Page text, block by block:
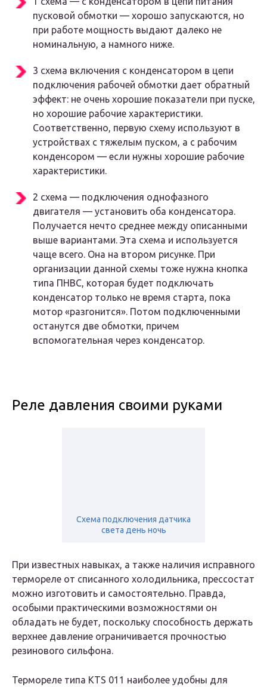
пусковой обмотки — хорошо запускаются, но
при работе мощность выдают далеко не
номинальную, а намного ниже.
3 схема включения с конденсатором в цепи
подключения рабочей обмотки дает обратный
эффект: не очень хорошие показатели при пуске,
но хорошие рабочие характеристики.
Соответственно, первую схему используют в
устройствах с тяжелым пуском, а с рабочим
конденсором — если нужны хорошие рабочие
характеристики.
2 схема — подключения однофазного
двигателя — установить оба конденсатора.
Получается нечто среднее между описанными
выше вариантами. Эта схема и используется
чаще всего. Она на втором рисунке. При
организации данной схемы тоже нужна кнопка
типа ПНВС, которая будет подключать
конденсатор только не время старта, пока
мотор «разгонится». Потом подключенными
останутся две обмотки, причем
вспомогательная через конденсатор.
Реле давления своими руками
Схема подключения датчика
света день ночь
При известных навыках, а также наличия исправного
термореле от списанного холодильника, прессостат
можно изготовить и самостоятельно. Правда,
особыми практическими возможностями он
обладать не будет, поскольку способность держать
верхнее давление ограничивается прочностью
резинового сильфона.
Термореле типа KTS 011 наиболее удобны для